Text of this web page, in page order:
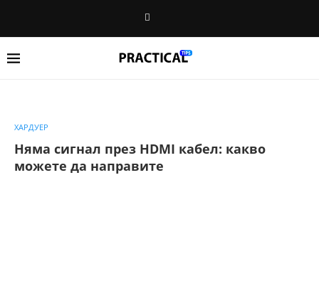
ХАРДУЕР
Няма сигнал през HDMI кабел: какво
можете да направите